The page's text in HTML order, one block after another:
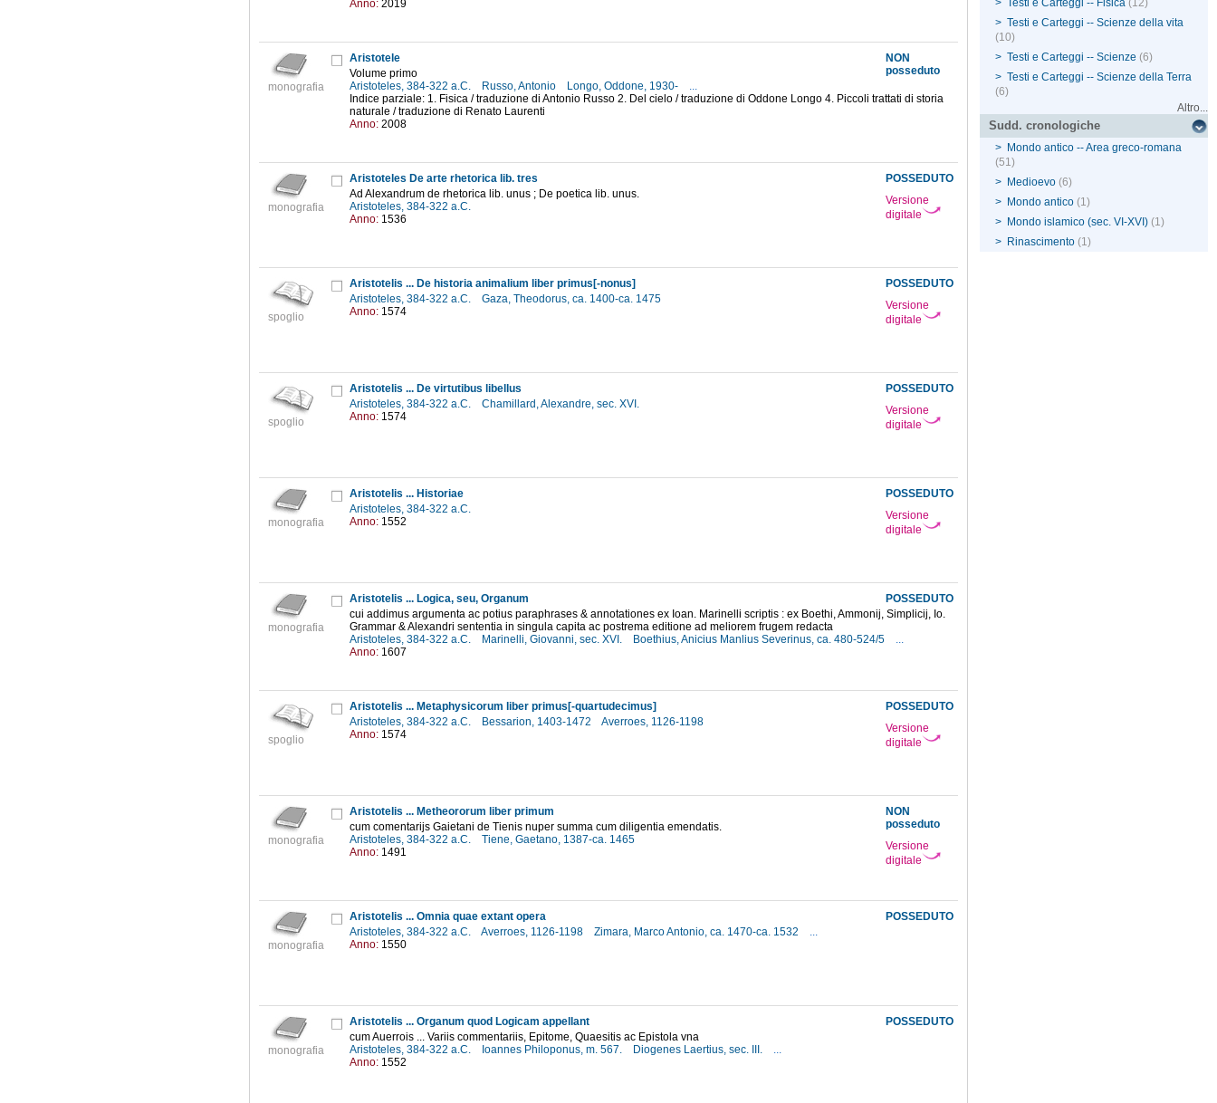
Anno: 2019
monografia
NON
posseduto
Aristotele
Volume primo
Aristoteles, 384-322 a.C.
Russo, Antonio Longo, Oddone, 1930-
...
Indice parziale: 1. Fisica / traduzione di Antonio Russo 2. Del cielo / traduzione di Oddone Longo 4. Piccoli trattati di storia
naturale / traduzione di Renato Laurenti
Anno: 2008
monografia
POSSEDUTO
Versione
digitale
Aristoteles De arte rhetorica lib. tres
Ad Alexandrum de rhetorica lib. unus ; De poetica lib. unus.
Aristoteles, 384-322 a.C.
Anno: 1536
spoglio
POSSEDUTO
Versione
digitale
Aristotelis ... De historia animalium liber primus[-nonus]
Aristoteles, 384-322 a.C.
Gaza, Theodorus, ca. 1400-ca. 1475
Anno: 1574
spoglio
POSSEDUTO
Versione
digitale
Aristotelis ... De virtutibus libellus
Aristoteles, 384-322 a.C.
Chamillard, Alexandre, sec. XVI.
Anno: 1574
monografia
POSSEDUTO
Versione
digitale
Aristotelis ... Historiae
Aristoteles, 384-322 a.C.
Anno: 1552
monografia
POSSEDUTO
Aristotelis ... Logica, seu, Organum
cui addimus argumenta ac potius paraphrases & annotationes ex Ioan. Marinelli scriptis : ex Boethi, Ammonij, Simplicij, Io.
Grammar & Alexandri sententia in singula capita ac postrema editione ad meliorem frugem redacta
Aristoteles, 384-322 a.C.
Marinelli, Giovanni, sec. XVI. Boethius, Anicius Manlius Severinus, ca. 480-524/5
...
Anno: 1607
spoglio
POSSEDUTO
Versione
digitale
Aristotelis ... Metaphysicorum liber primus[-quartudecimus]
Aristoteles, 384-322 a.C.
Bessarion, 1403-1472
Averroes, 1126-1198
Anno: 1574
monografia
NON
posseduto
Versione
digitale
Aristotelis ... Metheororum liber primum
cum comentarijs Gaietani de Tienis nuper summa cum diligentia emendatis.
Aristoteles, 384-322 a.C.
Tiene, Gaetano, 1387-ca. 1465
Anno: 1491
monografia
POSSEDUTO
Aristotelis ... Omnia quae extant opera
Aristoteles, 384-322 a.C.
Averroes, 1126-1198 Zimara, Marco Antonio, ca. 1470-ca. 1532
...
Anno: 1550
monografia
POSSEDUTO
Aristotelis ... Organum quod Logicam appellant
cum Auerrois ... Variis commentariis, Epitome, Quaesitis ac Epistola vna
Aristoteles, 384-322 a.C.
Ioannes Philoponus, m. 567. Diogenes Laertius, sec. III.
...
Anno: 1552
> Testi e Carteggi -- Fisica (12)
> Testi e Carteggi -- Scienze della vita
(10)
> Testi e Carteggi -- Scienze (6)
> Testi e Carteggi -- Scienze della Terra
(6)
Altro...
Sudd. cronologiche
> Mondo antico -- Area greco-romana
(51)
> Medioevo (6)
> Mondo antico (1)
> Mondo islamico (sec. VI-XVI) (1)
> Rinascimento (1)